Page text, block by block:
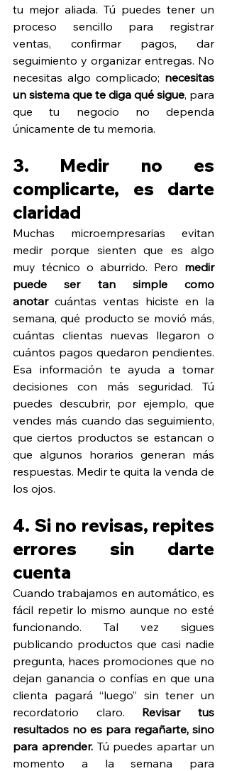
tu mejor aliada. Tú puedes tener un
proceso sencillo para registrar
ventas, confirmar pagos, dar
seguimiento y organizar entregas. No
necesitas algo complicado; necesitas
un sistema que te diga qué sigue, para
que tu negocio no dependa
únicamente de tu memoria.
3. Medir no es
complicarte, es darte
claridad
Muchas microempresarias evitan
medir porque sienten que es algo
muy técnico o aburrido. Pero medir
puede ser tan simple como
anotar cuántas ventas hiciste en la
semana, qué producto se movió más,
cuántas clientas nuevas llegaron o
cuántos pagos quedaron pendientes.
Esa información te ayuda a tomar
decisiones con más seguridad. Tú
puedes descubrir, por ejemplo, que
vendes más cuando das seguimiento,
que ciertos productos se estancan o
que algunos horarios generan más
respuestas. Medir te quita la venda de
los ojos.
4. Si no revisas, repites
errores sin darte
cuenta
Cuando trabajamos en automático, es
fácil repetir lo mismo aunque no esté
funcionando. Tal vez sigues
publicando productos que casi nadie
pregunta, haces promociones que no
dejan ganancia o confías en que una
clienta pagará “luego” sin tener un
recordatorio claro. Revisar tus
resultados no es para regañarte, sino
para aprender. Tú puedes apartar un
momento a la semana para